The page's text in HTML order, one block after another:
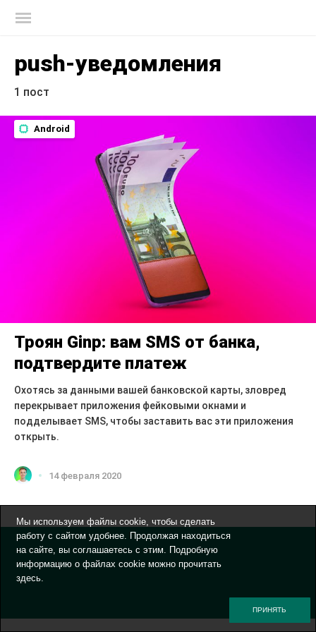
push-уведомления
1 пост
Android
Троян Ginp: вам SMS от банка,
подтвердите платеж
Охотясь за данными вашей банковской карты, зловред
перекрывает приложения фейковыми окнами и
подделывает SMS, чтобы заставить вас эти приложения
открыть.
14 февраля 2020
Мы используем файлы cookie, чтобы сделать
работу с сайтом удобнее. Продолжая находиться
на сайте, вы соглашаетесь с этим. Подробную
информацию о файлах cookie можно прочитать
здесь.
ПРИНЯТЬ